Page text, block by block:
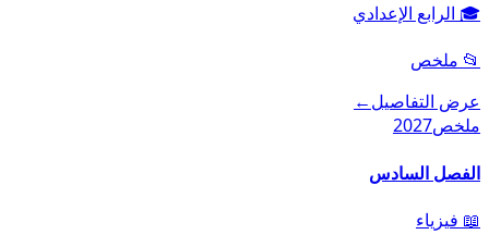
🎓 الرابع الإعدادي
📂 ملخص
عرض التفاصيل←
ملخص2027
الفصل السادس
📖 فيزياء